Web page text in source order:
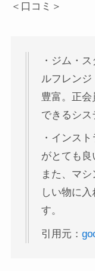
＜口コミ＞
・ジム・
ルフレン
豊富。正会
できるシス
・インス
がとても良
また、マ
しい物に
す。
引用元：